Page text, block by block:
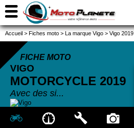
Accueil > Fiches moto > La marque Vigo > Vigo 2019
FICHE MOTO
VIGO
MOTORCYCLE 2019
Avec des si...